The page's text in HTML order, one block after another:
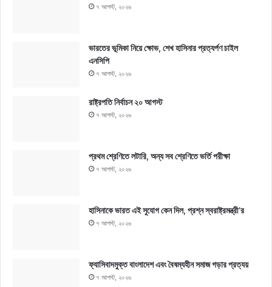
৭ আগস্ট, ২০২৬
ভারতের ভূমিকা নিয়ে ক্ষোভ, শেখ হাসিনার প্রত্যর্পণ চাইল
এনসিপি
৭ আগস্ট, ২০২৬
রাষ্ট্রপতি নির্বাচন ২০ আগস্ট
৭ আগস্ট, ২০২৬
প্রথম শ্রেণিতে লটারি, অন্য সব শ্রেণিতে ভর্তি পরীক্ষা
৭ আগস্ট, ২০২৬
হাসিনাকে ভারত এই সুযোগ কেন দিল, প্রশ্ন স্বরাষ্ট্রমন্ত্রী’র
৭ আগস্ট, ২০২৬
ফ্যাসিবাদমুক্ত বাংলাদেশ এবং বৈষম্যহীন সমাজ গড়ার প্রত্যয়
৭ আগস্ট, ২০২৬